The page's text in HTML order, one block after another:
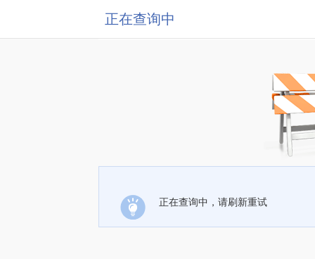
正在查询中
正在查询中，请刷新重试